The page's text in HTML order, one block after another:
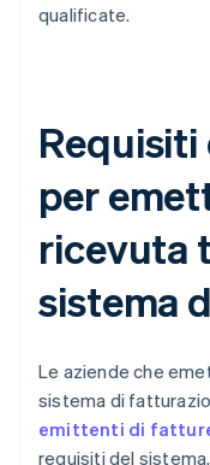
qualificate.
per
ricevuta
sistema
Le aziende che
sistema di
emittenti di
requisiti del sistema.